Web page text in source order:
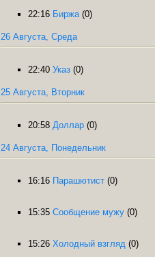
22:16 Биржа (0)
26 Августа, Среда
22:40 Указ (0)
25 Августа, Вторник
20:58 Доллар (0)
24 Августа, Понедельник
16:16 Парашютист (0)
15:35 Сообщение мужу (0)
15:26 Холодный взгляд (0)